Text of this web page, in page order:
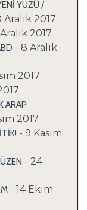
YÜZÜ /
Aralık 2017
2017
- 8 Aralık
2017
ARAP
2017
- 9 Kasım
- 24
- 14 Ekim